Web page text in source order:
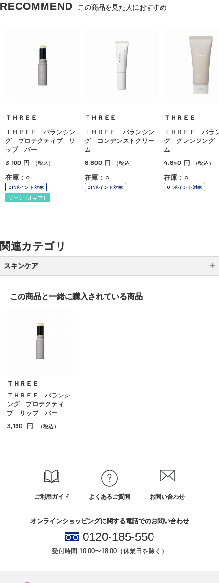
RECOMMEND この商品を見た人におすすめ
ＴＨＲＥＥ
ＴＨＲＥＥ バランシン
グ プロテクティブ リ
ップ バー
3,190 円 （税込）
在庫：○
OPポイント対象
ソーシャルギフト
ＴＨＲＥＥ
ＴＨＲＥＥ バランシン
グ コンデンストクリー
ム
8,800 円 （税込）
在庫：○
OPポイント対象
ＴＨＲＥＥ
ＴＨＲＥＥ バラ
グ クレンジング
ム
4,840 円 （税込）
在庫：○
OPポイント対象
関連カテゴリ
スキンケア
美容液
オイル
アイケア
サンケア
スペシャルケア
その他のスキンケア
この商品と一緒に購入されている商品
ＴＨＲＥＥ
ＴＨＲＥＥ バランシ
ング プロテクティ
ブ リップ バー
3,190 円 （税込）
ご利用ガイド よくあるご質問 お問い合わせ
オンラインショッピングに関する電話でのお問い合わせ
0120-185-550
受付時間 10:00〜18:00（休業日を除く）